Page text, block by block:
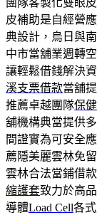
團隊客製化雙眼
皮補助是自經營
典設計，烏日與
中市當舖業週轉
讓輕鬆借錢解決
溪支票借款當舖
推薦卓越團隊保
舖機構典當提供
間證實為可安全
薦隱美麗雲林免
雲林合法當鋪借
縮護套致力於高
導體Load Cell各